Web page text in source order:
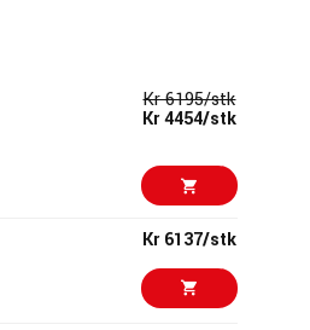
Kr 6195/stk
Kr 4454/stk
Kr 6137/stk